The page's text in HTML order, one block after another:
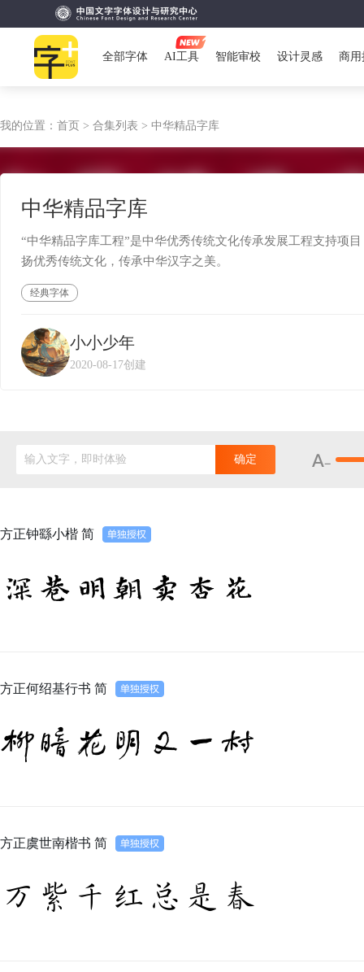
全部字体 AI工具 智能审校 设计灵感 商用
我的位置： 首页 > 合集列表 > 中华精品字库
中华精品字库
“中华精品字库工程”是中华优秀传统文化传承发展工程支持项
扬优秀传统文化，传承中华汉字之美。
经典字体
小小少年
2020-08-17创建
输入文字，即时体验 确定
方正钟繇小楷 简
深巷明朝卖杏花
方正何绍基行书 简
柳暗花明又一村
方正虞世南楷书 简
万紫千红总是春